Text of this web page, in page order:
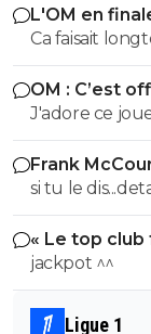
L'OM en
Ca faisait
OM : C’est
J'adore ce
Frank
si tu le
« Le top club
PSG
jackpot ^^
Ligue 1